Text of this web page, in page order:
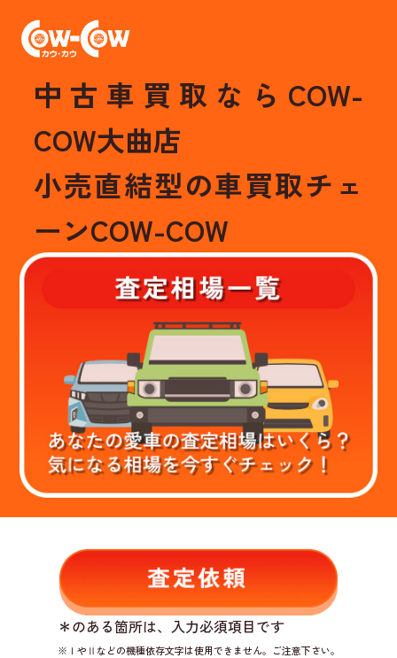
中古車買取ならCOW-
COW大曲店
小売直結型の車買取チェ
ーンCOW-COW
＊のある箇所は、入力必須項目です
※ⅠやⅡなどの機種依存文字は使用できません。ご注意下さい。